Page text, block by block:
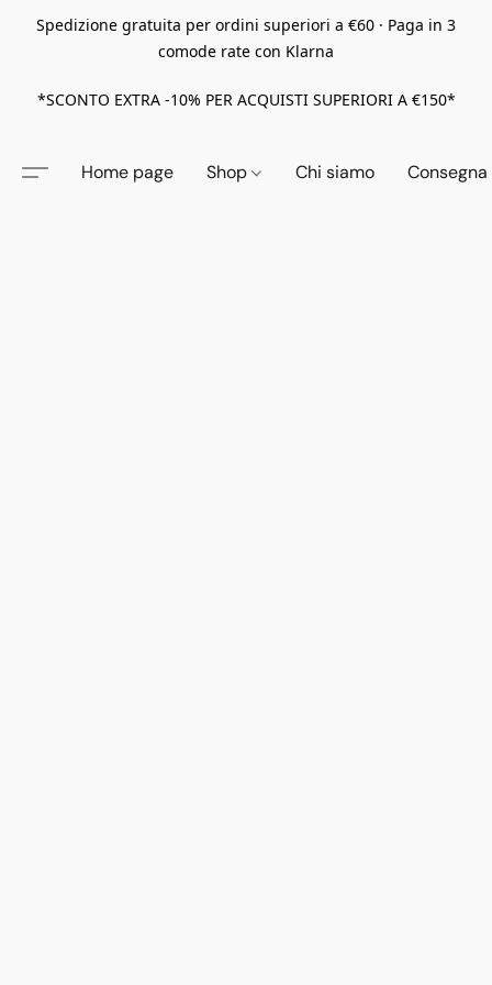
Spedizione gratuita per ordini superiori a €60 · Paga in 3
comode rate con Klarna
*SCONTO EXTRA -10% PER ACQUISTI SUPERIORI A €150*
Home page Shop Chi siamo Consegna